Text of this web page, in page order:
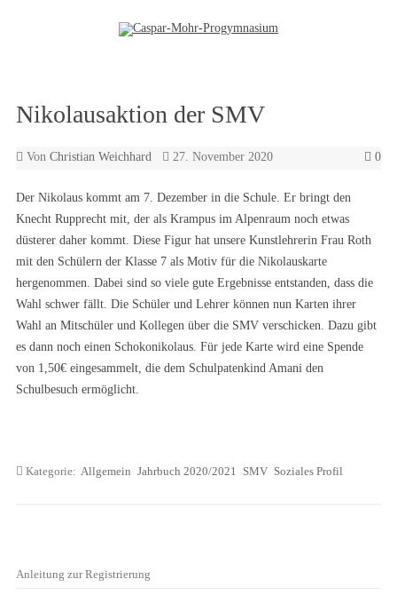
Nikolausaktion der SMV
Von Christian Weichhard 27. November 2020 0
Der Nikolaus kommt am 7. Dezember in die Schule. Er bringt den
Knecht Rupprecht mit, der als Krampus im Alpenraum noch etwas
düsterer daher kommt. Diese Figur hat unsere Kunstlehrerin Frau Roth
mit den Schülern der Klasse 7 als Motiv für die Nikolauskarte
hergenommen. Dabei sind so viele gute Ergebnisse entstanden, dass die
Wahl schwer fällt. Die Schüler und Lehrer können nun Karten ihrer
Wahl an Mitschüler und Kollegen über die SMV verschicken. Dazu gibt
es dann noch einen Schokonikolaus. Für jede Karte wird eine Spende
von 1,50€ eingesammelt, die dem Schulpatenkind Amani den
Schulbesuch ermöglicht.
Kategorie: Allgemein Jahrbuch 2020/2021 SMV Soziales Profil
Anleitung zur Registrierung